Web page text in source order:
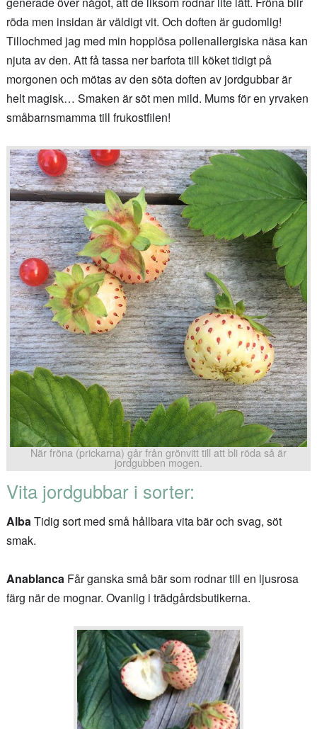
röda men insidan är väldigt vit. Och doften är gudomlig!
Tillochmed jag med min hopplösa pollenallergiska näsa kan
njuta av den. Att få tassa ner barfota till köket tidigt på
morgonen och mötas av den söta doften av jordgubbar är
helt magisk… Smaken är söt men mild. Mums för en yrvaken
småbarnsmamma till frukostfilen!
När fröna (prickarna) går från grönvitt till att bli röda så är
jordgubben mogen.
Vita jordgubbar i sorter:
AlbaTidig sort med små hållbara vita bär och svag, söt
smak.
AnablancaFår ganska små bär som rodnar till en ljusrosa
färg när de mognar. Ovanlig i trädgårdsbutikerna.